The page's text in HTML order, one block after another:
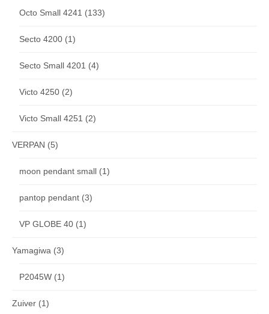
Octo Small 4241 (133)
Secto 4200 (1)
Secto Small 4201 (4)
Victo 4250 (2)
Victo Small 4251 (2)
VERPAN (5)
moon pendant small (1)
pantop pendant (3)
VP GLOBE 40 (1)
Yamagiwa (3)
P2045W (1)
Zuiver (1)